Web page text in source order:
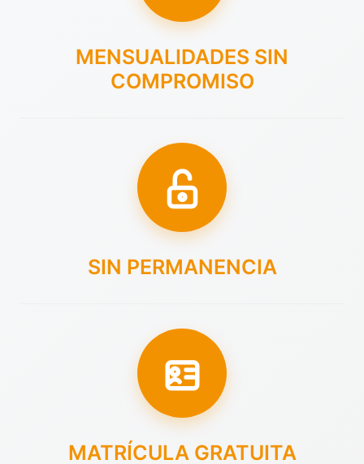
MENSUALIDADES SIN
COMPROMISO
SIN PERMANENCIA
MATRÍCULA GRATUITA